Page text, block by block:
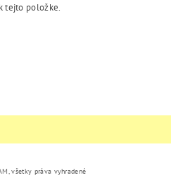
tejto položke.
všetky práva vyhradené